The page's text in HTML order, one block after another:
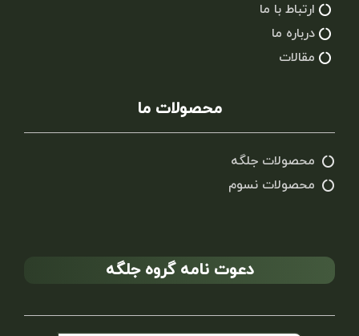
ارتباط با ما
درباره ما
مقالات
محصولات ما
محصولات جلگه
محصولات نسوم
دعوت نامه گروه جلگه